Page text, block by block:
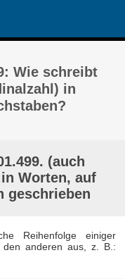
Wie schreibt
in
(auch
Worten, auf
geschrieben
Reihenfolge einiger
anderen aus, z. B.: